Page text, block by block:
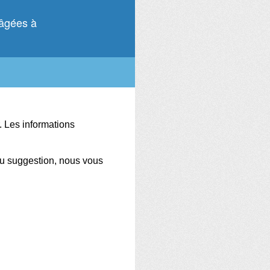
à
Les informations
suggestion, nous vous